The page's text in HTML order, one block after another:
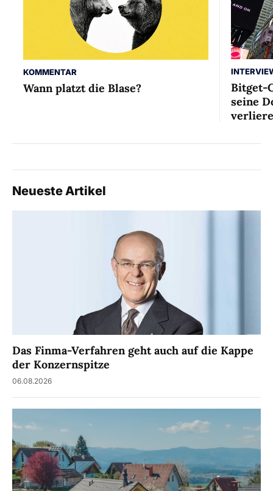
KOMMENTAR
Wann platzt die Blase?
Bitget-
seine
Neueste Artikel
Das Finma-Verfahren geht auch auf die Kappe
der Konzernspitze
06.08.2026